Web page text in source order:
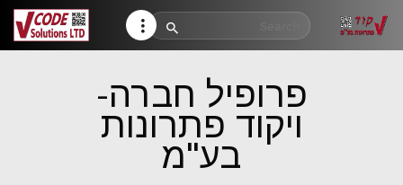
HELP CENTER
RETURN POLICY
CONTACTS
פרופיל חברה-
ויקוד פתרונות
בע"מ